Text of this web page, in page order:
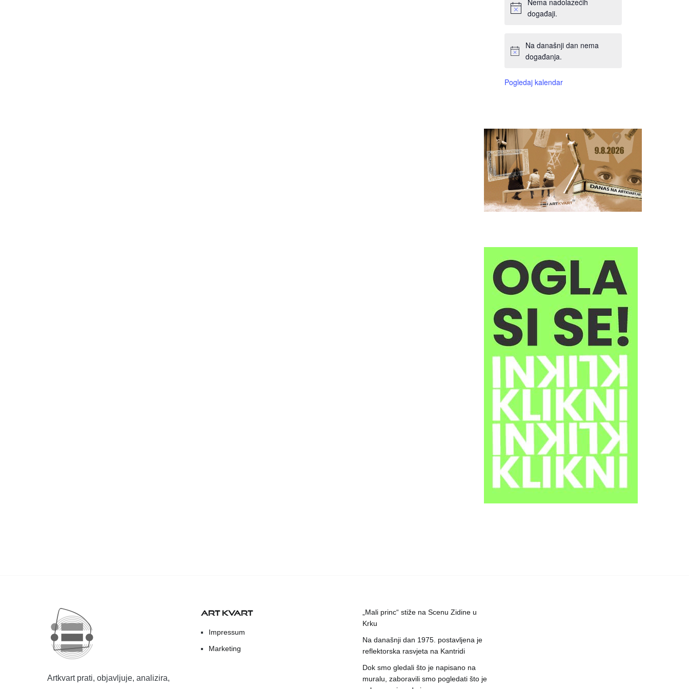
Nema nadolazećih
događaji.
Na današnji dan nema
događanja.
Pogledaj kalendar
Artkvart prati, objavljuje, analizira,
ART KVART
Impressum
Marketing
„Mali princ“ stiže na Scenu Zidine u
Krku
Na današnji dan 1975. postavljena je
reflektorska rasvjeta na Kantridi
Dok smo gledali što je napisano na
muralu, zaboravili smo pogledati što je